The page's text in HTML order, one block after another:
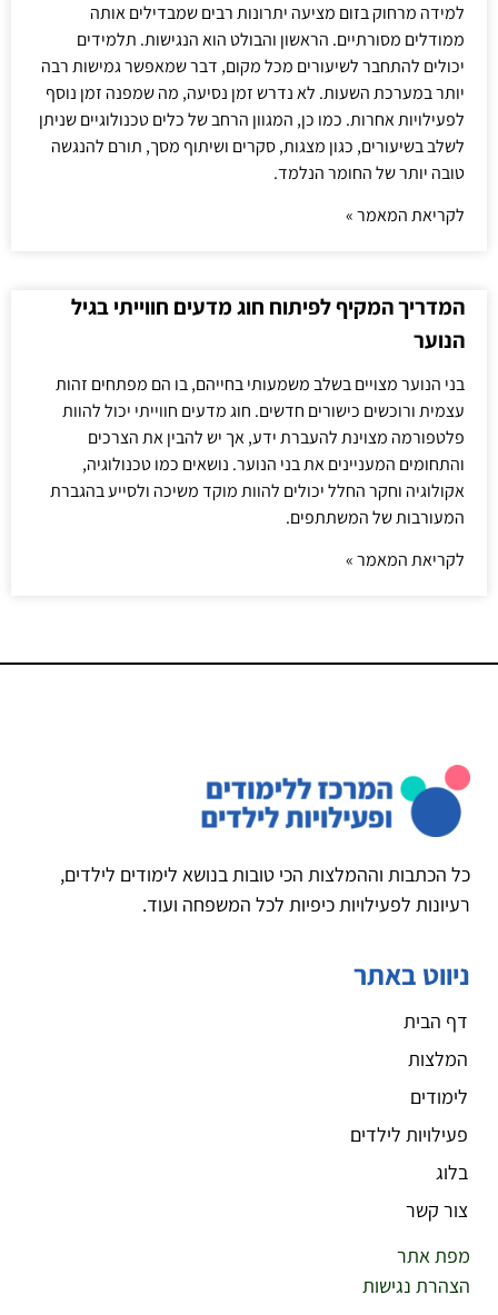
למידה מרחוק בזום מציעה יתרונות רבים שמבדילים אותה
ממודלים מסורתיים. הראשון והבולט הוא הנגישות. תלמידים
יכולים להתחבר לשיעורים מכל מקום, דבר שמאפשר גמישות רבה
יותר במערכת השעות. לא נדרש זמן נסיעה, מה שמפנה זמן נוסף
לפעילויות אחרות. כמו כן, המגוון הרחב של כלים טכנולוגיים שניתן
לשלב בשיעורים, כגון מצגות, סקרים ושיתוף מסך, תורם להנגשה
טובה יותר של החומר הנלמד.
לקריאת המאמר »
המדריך המקיף לפיתוח חוג מדעים חווייתי בגיל
הנוער
בני הנוער מצויים בשלב משמעותי בחייהם, בו הם מפתחים זהות
עצמית ורוכשים כישורים חדשים. חוג מדעים חווייתי יכול להוות
פלטפורמה מצוינת להעברת ידע, אך יש להבין את הצרכים
והתחומים המעניינים את בני הנוער. נושאים כמו טכנולוגיה,
אקולוגיה וחקר החלל יכולים להוות מוקד משיכה ולסייע בהגברת
המעורבות של המשתתפים.
לקריאת המאמר »
כל הכתבות וההמלצות הכי טובות בנושא לימודים לילדים,
רעיונות לפעילויות כיפיות לכל המשפחה ועוד.
ניווט באתר
דף הבית
המלצות
לימודים
פעילויות לילדים
בלוג
צור קשר
מפת אתר
הצהרת נגישות